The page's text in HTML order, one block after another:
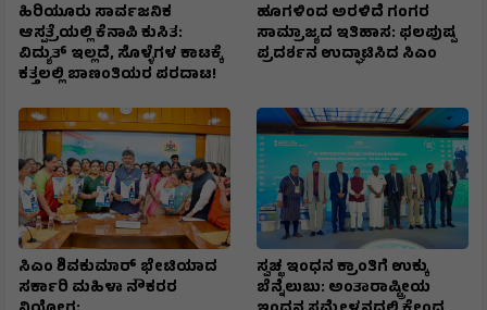
ಹಿರಿಯೂರು ಸಾರ್ವಜನಿಕ
ಆಸ್ಪತ್ರೆಯಲ್ಲಿ ಕೆನಾಪಿ ಕುಸಿತ:
ವಿದ್ಯುತ್‌ ಇಲ್ಲದೆ, ಸೊಳ್ಳೆಗಳ ಕಾಟಕ್ಕೆ
ಕತ್ತಲಲ್ಲಿ ಬಾಣಂತಿಯರ ಪರದಾಟ!
ಹೂಗಳಿಂದ ಅರಳಿದೆ ಗಂಗರ
ಸಾಮ್ರಾಜ್ಯದ ಇತಿಹಾಸ: ಫಲಪುಷ್ಪ
ಪ್ರದರ್ಶನ ಉದ್ಘಾಟಿಸಿದ ಸಿಎಂ
ಸಿಎಂ ಶಿವಕುಮಾರ್‌ ಭೇಟಿಯಾದ
ಸರ್ಕಾರಿ ಮಹಿಳಾ ನೌಕರರ
ಸ್ವಚ್ಛ ಇಂಧನ ಕ್ರಾಂತಿಗೆ ಉಕ್ಕು
ಬೆನ್ನೆಲುಬು: ಅಂತಾರಾಷ್ಟ್ರೀಯ